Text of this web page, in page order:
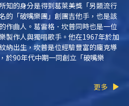
知的身分是得到葛萊美獎「另類流行
的「破嘴樂團」創團吉他手，也是該
作曲人。葛雷格．坎普同時也是一位
製作人與獨唱歌手。他在1967年於加
納出生，坎普是位經驗豐富的龐克導
於90年代中期一同創立「破嘴樂
更多